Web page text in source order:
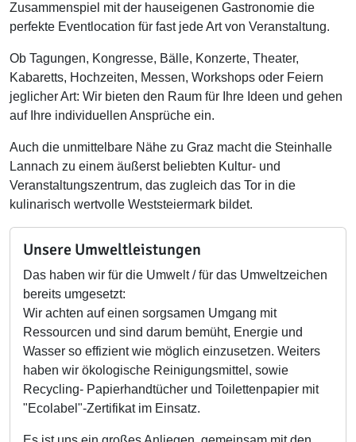
Zusammenspiel mit der hauseigenen Gastronomie die
perfekte Eventlocation für fast jede Art von Veranstaltung.
Ob Tagungen, Kongresse, Bälle, Konzerte, Theater,
Kabaretts, Hochzeiten, Messen, Workshops oder Feiern
jeglicher Art: Wir bieten den Raum für Ihre Ideen und gehen
auf Ihre individuellen Ansprüche ein.
Auch die unmittelbare Nähe zu Graz macht die Steinhalle
Lannach zu einem äußerst beliebten Kultur- und
Veranstaltungszentrum, das zugleich das Tor in die
kulinarisch wertvolle Weststeiermark bildet.
Unsere Umweltleistungen
Das haben wir für die Umwelt / für das Umweltzeichen
bereits umgesetzt:
Wir achten auf einen sorgsamen Umgang mit
Ressourcen und sind darum bemüht, Energie und
Wasser so effizient wie möglich einzusetzen. Weiters
haben wir ökologische Reinigungsmittel, sowie
Recycling- Papierhandtücher und Toilettenpapier mit
"Ecolabel"-Zertifikat im Einsatz.